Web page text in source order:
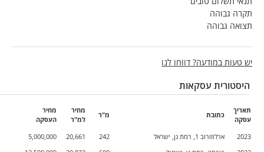
תקרה גבוהה
תצואה גבוהה
יש טעות במודעה? דווחו לנו
היסטורית עסקאות
תאריך
עסקה
כתובת מ"ר
מחיר
למ"ר
מחיר
העסקה
2023
ארלוזורוב 1, רמת גן, ישראל 242
20,661
5,000,000